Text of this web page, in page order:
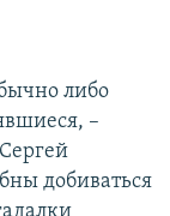
либо
–
добиваться